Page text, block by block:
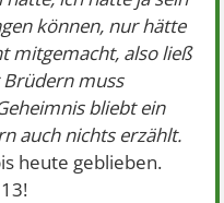
können, nur hätte
mitgemacht, also ließ
muss
bliebt ein
auch nichts erzählt.
heute geblieben.